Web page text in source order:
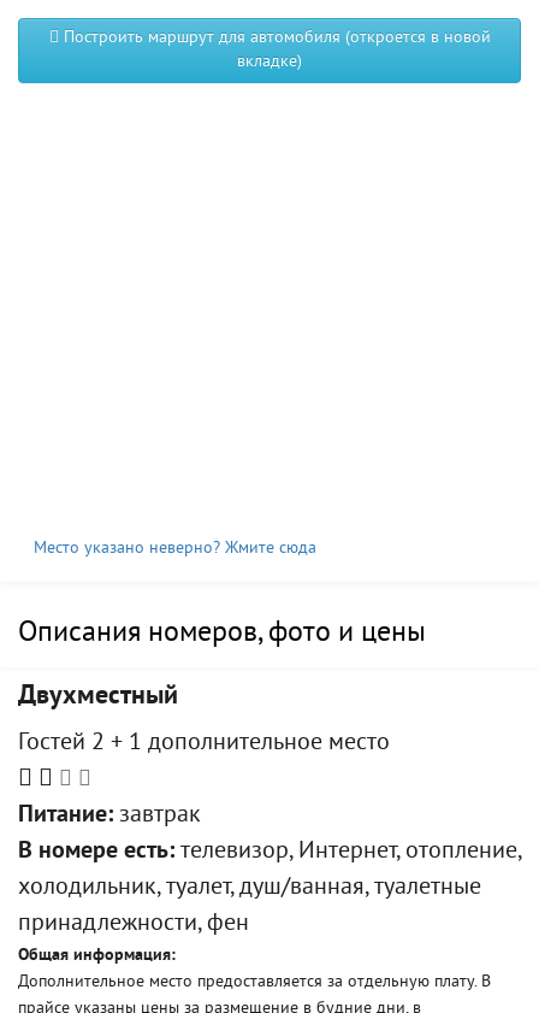
Построить маршрут для автомобиля (откроется в новой
вкладке)
Место указано неверно? Жмите сюда
Описания номеров, фото и цены
Двухместный
Гостей 2 + 1 дополнительное место
Питание: завтрак
В номере есть: телевизор, Интернет, отопление,
холодильник, туалет, душ/ванная, туалетные
принадлежности, фен
Общая информация:
Дополнительное место предоставляется за отдельную плату. В
прайсе указаны цены за размещение в будние дни, в